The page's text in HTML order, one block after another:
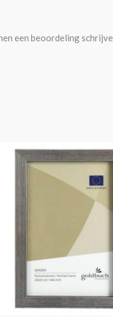
een beoordeling
Prijsklasse:
€6,95
tot
€19,95